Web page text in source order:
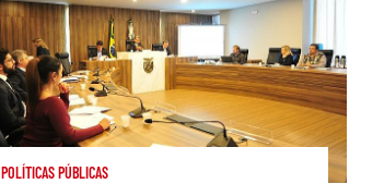
POLÍTICAS PÚBLICAS